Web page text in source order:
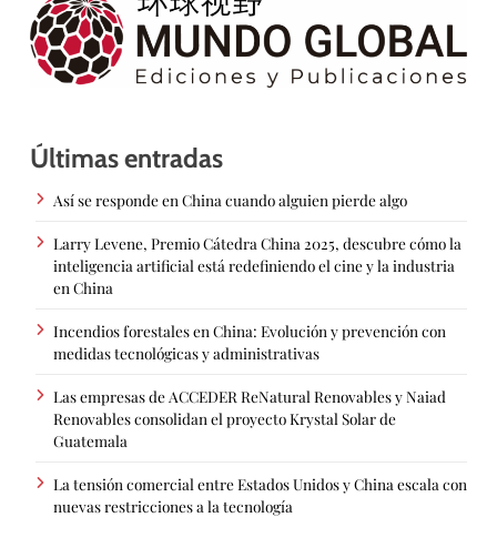
Últimas entradas
Así se responde en China cuando alguien pierde algo
Larry Levene, Premio Cátedra China 2025, descubre cómo la
inteligencia artificial está redefiniendo el cine y la industria
en China
Incendios forestales en China: Evolución y prevención con
medidas tecnológicas y administrativas
Las empresas de ACCEDER ReNatural Renovables y Naiad
Renovables consolidan el proyecto Krystal Solar de
Guatemala
La tensión comercial entre Estados Unidos y China escala con
nuevas restricciones a la tecnología